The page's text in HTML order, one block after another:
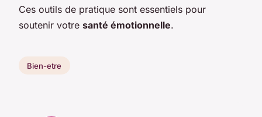
Ces outils de pratique sont essentiels pour
soutenir votre santé émotionnelle.
Bien-etre